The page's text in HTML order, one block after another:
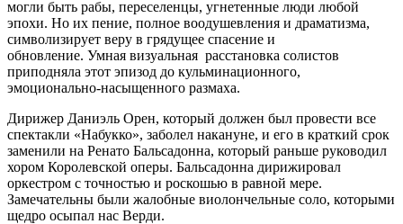
могли быть рабы, переселенцы, угнетенные люди любой
эпохи. Но их пение, полное воодушевления и драматизма,
символизирует веру в грядущее спасение и
обновление. Умная визуальная расстановка солистов
приподняла этот эпизод до кульминационного,
эмоционально-насыщенного размаха.
Дирижер Даниэль Орен, который должен был провести все
спектакли «Набукко», заболел накануне, и его в краткий срок
заменили на Ренато Бальсадонна, который раньше руководил
хором Королевской оперы. Бальсадонна дирижировал
оркестром с точностью и роскошью в равной мере.
Замечательны были жалобные виолончельные соло, которыми
щедро осыпал нас Верди.